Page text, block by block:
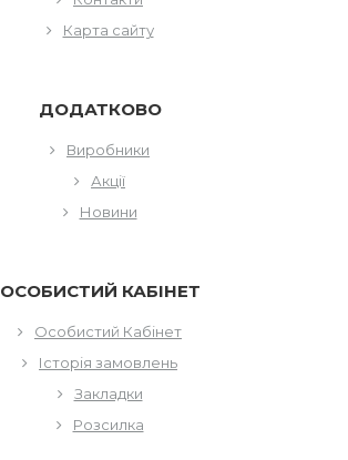
Карта сайту
ДОДАТКОВО
Виробники
Акції
Новини
ОСОБИСТИЙ КАБІНЕТ
Особистий Кабінет
Історія замовлень
Закладки
Розсилка